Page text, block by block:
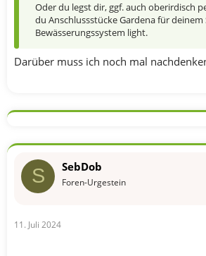
Oder du legst dir, ggf. auch oberirdisch
du Anschlussstücke Gardena für deinem
Bewässerungssystem light.
Darüber muss ich noch mal
S SebDob
Foren-Urgestein
11. Juli 2024